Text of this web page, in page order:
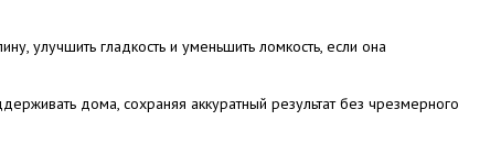
улучшить гладкость и уменьшить ломкость, если она
дома, сохраняя аккуратный результат без чрезмерного